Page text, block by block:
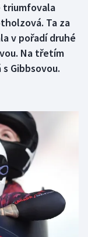
triumfovala
Ta za
v pořadí druhé
Na třetím
Gibbsovou.